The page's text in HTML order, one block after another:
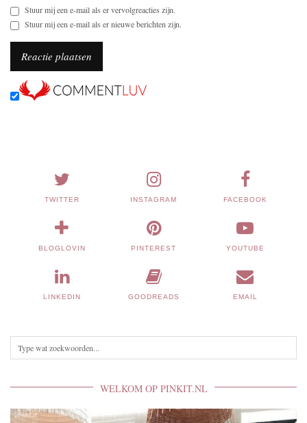
Stuur mij een e-mail als er vervolgreacties zijn.
Stuur mij een e-mail als er nieuwe berichten zijn.
TWITTER INSTAGRAM FACEBOOK
BLOGLOVIN PINTEREST YOUTUBE
LINKEDIN GOODREADS EMAIL
WELKOM OP PINKIT.NL